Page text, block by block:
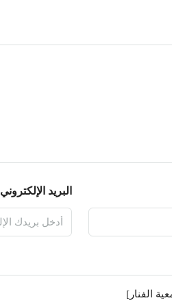
البريد الإلكتروني